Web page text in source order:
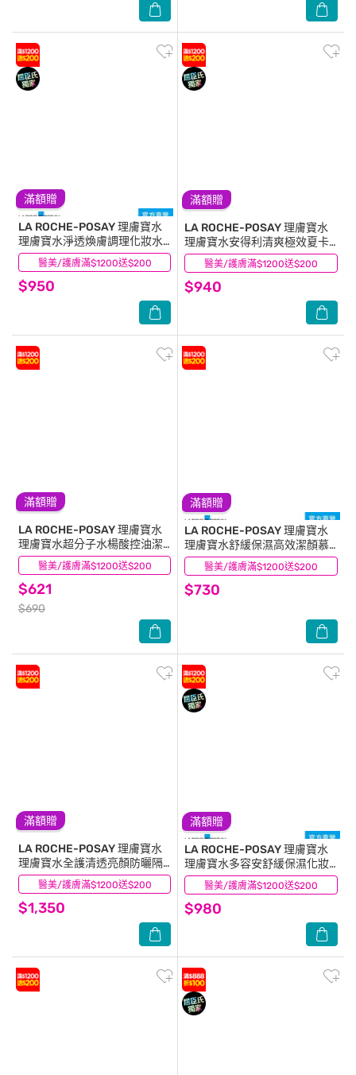
滿額贈
醫美/護膚滿$1200送$200
LA ROCHE-POSAY 理膚寶水
理膚寶水淨透煥膚調理化妝水
200ml
$950
(8)
滿額贈
醫美/護膚滿$1200送$200
LA ROCHE-POSAY 理膚寶水
理膚寶水安得利清爽極效夏卡
防曬液50ml Hello Kitty組
$940
(2)
滿額贈
醫美/護膚滿$1200送$200
LA ROCHE-POSAY 理膚寶水
理膚寶水超分子水楊酸控油潔
膚凝膠200ml
$621
$690
(0)
滿額贈
醫美/護膚滿$1200送$200
LA ROCHE-POSAY 理膚寶水
理膚寶水舒緩保濕高效潔顏慕
斯 150ML
$730
(6)
滿額贈
醫美/護膚滿$1200送$200
LA ROCHE-POSAY 理膚寶水
理膚寶水全護清透亮顏防曬隔
離乳UVA PRO(新瑰蜜霜) 50ml
$1,350
(1)
滿額贈
醫美/護膚滿$1200送$200
LA ROCHE-POSAY 理膚寶水
理膚寶水多容安舒緩保濕化妝
水 200ml
$980
(11)